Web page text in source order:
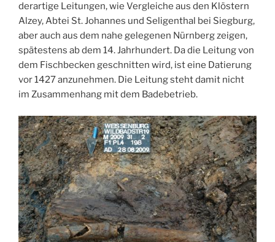
derartige Leitungen, wie Vergleiche aus den Klöstern
Alzey, Abtei St. Johannes und Seligenthal bei Siegburg,
aber auch aus dem nahe gelegenen Nürnberg zeigen,
spätestens ab dem 14. Jahrhundert. Da die Leitung von
dem Fischbecken geschnitten wird, ist eine Datierung
vor 1427 anzunehmen. Die Leitung steht damit nicht
im Zusammenhang mit dem Badebetrieb.